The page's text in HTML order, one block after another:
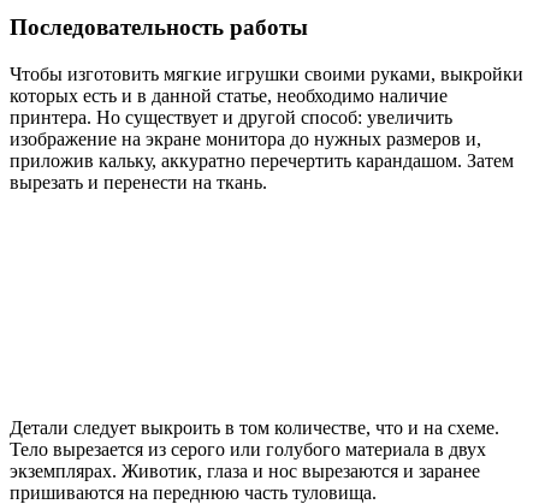
Последовательность работы
Чтобы изготовить мягкие игрушки своими руками, выкройки
которых есть и в данной статье, необходимо наличие
принтера. Но существует и другой способ: увеличить
изображение на экране монитора до нужных размеров и,
приложив кальку, аккуратно перечертить карандашом. Затем
вырезать и перенести на ткань.
Детали следует выкроить в том количестве, что и на схеме.
Тело вырезается из серого или голубого материала в двух
экземплярах. Животик, глаза и нос вырезаются и заранее
пришиваются на переднюю часть туловища.